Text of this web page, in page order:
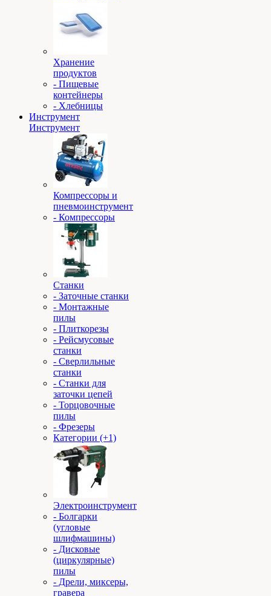
Хранение
продуктов
- Пищевые
контейнеры
- Хлебницы
Инструмент
Инструмент
Компрессоры и
пневмоинструмент
- Компрессоры
Станки
- Заточные станки
- Монтажные
пилы
- Плиткорезы
- Рейсмусовые
станки
- Сверлильные
станки
- Станки для
заточки цепей
- Торцовочные
пилы
- Фрезеры
Категории (+1)
Электроинструмент
- Болгарки
(угловые
шлифмашины)
- Дисковые
(циркулярные)
пилы
- Дрели, миксеры,
гравера